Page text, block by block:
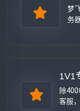
梦
务
1V1
除
客服